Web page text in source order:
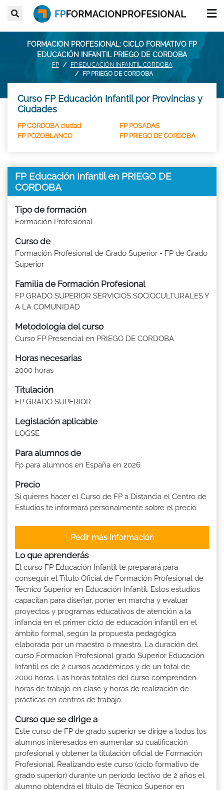
FORMACION PROFESIONAL: CICLO FORMATIVO FP
EDUCACIÓN INFANTIL PRIEGO DE CORDOBA
FP
FP EDUCACIÓN INFANTIL CORDOBA
FP PRIEGO DE CORDOBA
Curso FP Educación Infantil por Provincias y
Ciudades
FP CORDOBA ciudad
FP POSADAS
FP POZOBLANCO
FP PRIEGO DE CORDOBA
FP Educación Infantil en PRIEGO DE
CORDOBA
Tipo de formación
Formación Profesional
Curso de
Formación Profesional de Grado Superior - FP de Grado
Superior
Familia de Formación Profesional
FP GRADO SUPERIOR SERVICIOS SOCIOCULTURALES Y
A LA COMUNIDAD
Metodología del curso
Curso FP Presencial en PRIEGO DE CORDOBA
Horas necesarias
2000 horas
Titulación
FP GRADO SUPERIOR
Legislación aplicable
LOGSE
Para alumnos de
Fp para alumnos en España en 2026
Precio
Si quieres hacer el Curso de FP a Distancia el Centro de
Estudios te informará personalmente sobre el precio
Pedir más Información
Lo que aprenderás
El curso FP Educación Infantil te preparará para
conseguir el Título Oficial de Formación Profesional de
Técnico Superior en Educación Infantil. Estos estudios
capacitan para diseñar, poner en marcha y evaluar
proyectos y programas educativos de atención a la
infancia en el primer ciclo de educación infantil en el
ámbito formal, según la propuesta pedagógica
elaborada por un maestro o maestra. La duración del
curso Formacion Profesional grado Superior Educación
Infantil es de 2 cursos académicos y de un total de
2000 horas. Las horas totales del curso comprenden
horas de trabajo en clase y horas de realización de
prácticas en centros de trabajo.
Curso que se dirige a
Este curso de FP de grado superior se dirige a todos los
alumnos interesados en aumentar su cualificación
profesional y obtener la titulación oficial de Formación
Profesional. Realizando este curso (ciclo formativo de
grado superior) durante un período lectivo de 2 años el
alumno obtendrá el título de Técnico Superior en